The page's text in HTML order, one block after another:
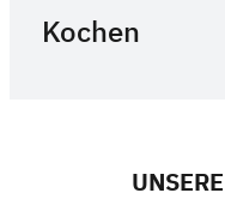
Kochen